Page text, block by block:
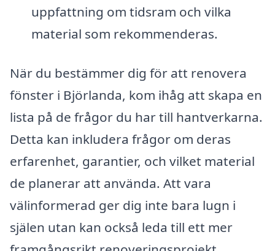
uppfattning om tidsram och vilka
material som rekommenderas.
När du bestämmer dig för att renovera
fönster i Björlanda, kom ihåg att skapa en
lista på de frågor du har till hantverkarna.
Detta kan inkludera frågor om deras
erfarenhet, garantier, och vilket material
de planerar att använda. Att vara
välinformerad ger dig inte bara lugn i
själen utan kan också leda till ett mer